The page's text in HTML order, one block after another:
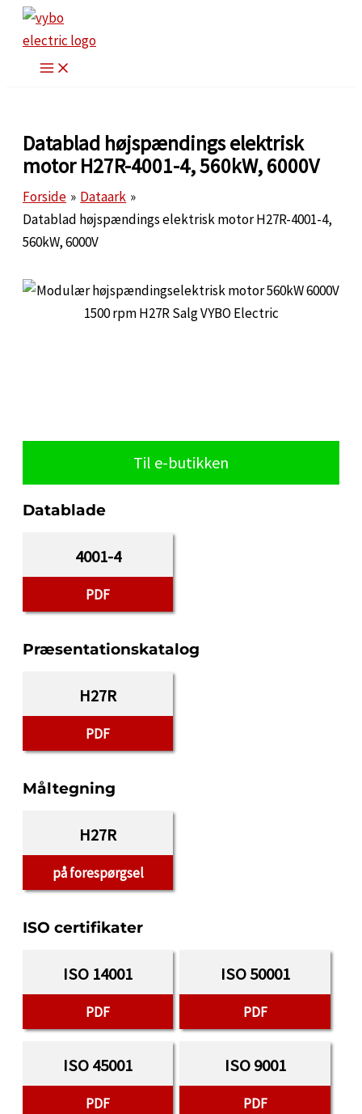
indholdet
Datablad højspændings elektrisk
motor H27R-4001-4, 560kW, 6000V
Forside
Dataark
Datablad højspændings elektrisk motor H27R-4001-4,
560kW, 6000V
Til e-butikken
Datablade
4001-4
PDF
Præsentationskatalog
H27R
PDF
Måltegning
H27R
på forespørgsel
ISO certifikater
ISO 14001
PDF
ISO 50001
PDF
ISO 45001
PDF
ISO 9001
PDF